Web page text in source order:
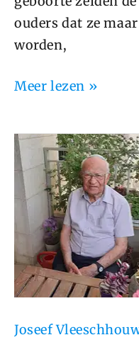
ouders dat ze
worden,
Meer lezen »
Joseef
Joseef
Vleeschhouwer